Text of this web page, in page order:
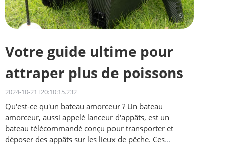
Votre guide ultime pour
attraper plus de poissons
2024-10-21T20:10:15.232
Qu'est-ce qu'un bateau amorceur ? Un bateau
amorceur, aussi appelé lanceur d'appâts, est un
bateau télécommandé conçu pour transporter et
déposer des appâts sur les lieux de pêche. Ces